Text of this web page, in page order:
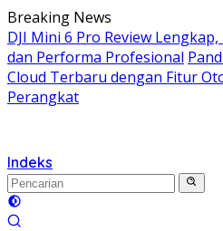
Langsung
ke
konten
Breaking News
DJI Mini 6 Pro Review
dan Performa Profesional
Cloud Terbaru dengan Fitur
Perangkat
Indeks